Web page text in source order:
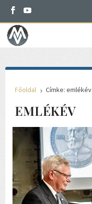
Főoldal 5 Címke: emlékév
EMLÉKÉV